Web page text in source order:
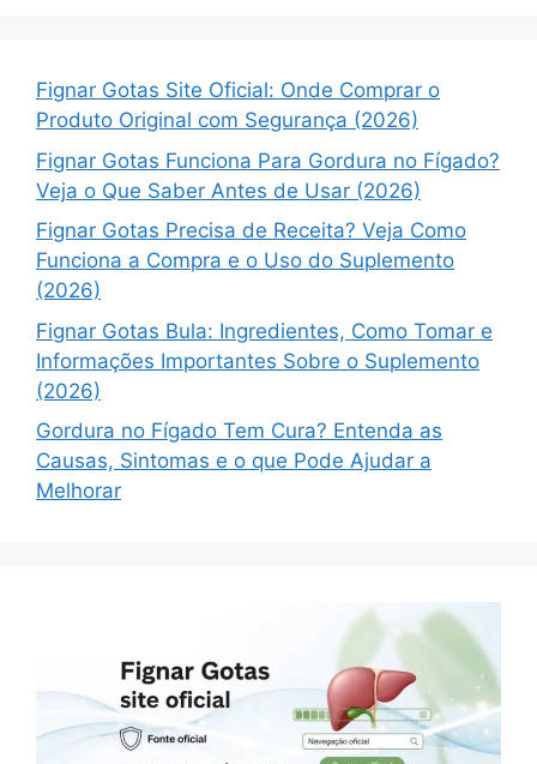
Fignar Gotas Site Oficial: Onde Comprar o
Produto Original com Segurança (2026)
Fignar Gotas Funciona Para Gordura no Fígado?
Veja o Que Saber Antes de Usar (2026)
Fignar Gotas Precisa de Receita? Veja Como
Funciona a Compra e o Uso do Suplemento
(2026)
Fignar Gotas Bula: Ingredientes, Como Tomar e
Informações Importantes Sobre o Suplemento
(2026)
Gordura no Fígado Tem Cura? Entenda as
Causas, Sintomas e o que Pode Ajudar a
Melhorar